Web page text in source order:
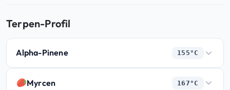
Terpen-Profil
Alpha-Pinene 155°C
Myrcen 167°C